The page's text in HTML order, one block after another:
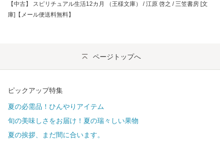
【中古】 スピリチュアル生活12カ月 （王様文庫） / 江原 啓之 / 三笠書房 [文
庫]【メール便送料無料】
ページトップへ
ピックアップ特集
夏の必需品！ひんやりアイテム
旬の美味しさをお届け！夏の瑞々しい果物
夏の挨拶、まだ間に合います。